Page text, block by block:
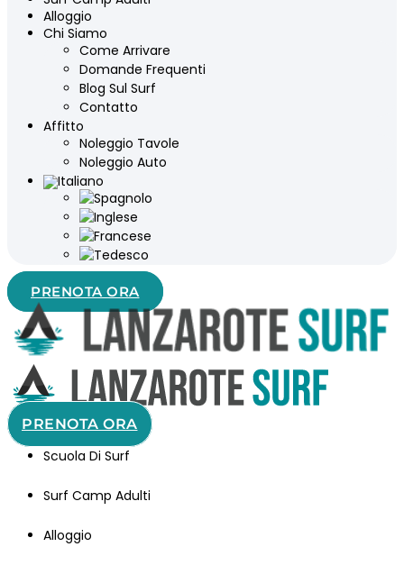
Alloggio
Chi Siamo
Come Arrivare
Domande Frequenti
Blog Sul Surf
Contatto
Affitto
Noleggio Tavole
Noleggio Auto
PRENOTA ORA
PRENOTA ORA
Scuola Di Surf
Surf Camp Adulti
Alloggio